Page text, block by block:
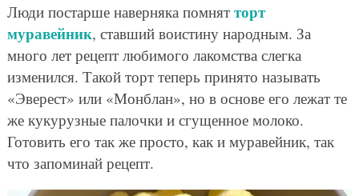
Люди постарше наверняка помнят торт
муравейник, ставший воистину народным. За
много лет рецепт любимого лакомства слегка
изменился. Такой торт теперь принято называть
«Эверест» или «Монблан», но в основе его лежат те
же кукурузные палочки и сгущенное молоко.
Готовить его так же просто, как и муравейник, так
что запоминай рецепт.